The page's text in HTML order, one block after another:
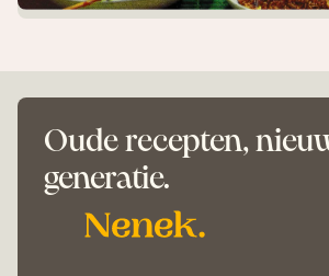
Oude recepten,
generatie.